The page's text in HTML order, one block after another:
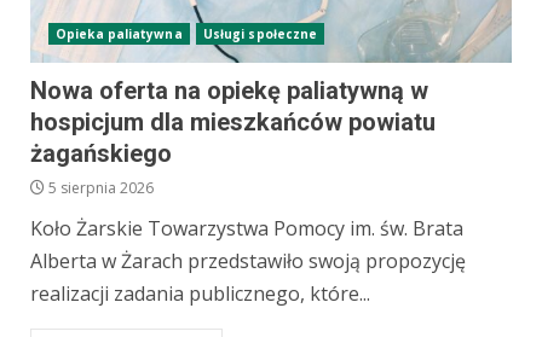
Opieka paliatywna Usługi społeczne
Nowa oferta na opiekę paliatywną w
hospicjum dla mieszkańców powiatu
żagańskiego
5 sierpnia 2026
Koło Żarskie Towarzystwa Pomocy im. św. Brata
Alberta w Żarach przedstawiło swoją propozycję
realizacji zadania publicznego, które...